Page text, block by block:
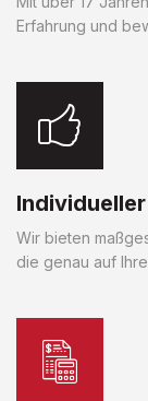
Erfahrung und
Wir bieten
die genau auf